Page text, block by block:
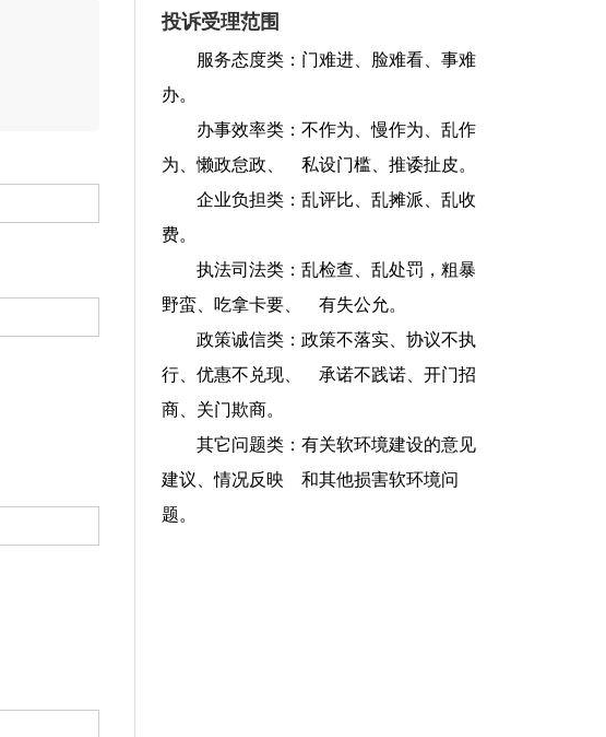
投诉受理范围
服务态度类：门难进、脸难看、事难
办。
办事效率类：不作为、慢作为、乱作
为、懒政怠政、 私设门槛、推诿扯皮。
企业负担类：乱评比、乱摊派、乱收
费。
执法司法类：乱检查、乱处罚，粗暴
野蛮、吃拿卡要、 有失公允。
政策诚信类：政策不落实、协议不执
行、优惠不兑现、 承诺不践诺、开门招
商、关门欺商。
其它问题类：有关软环境建设的意见
建议、情况反映 和其他损害软环境问
题。